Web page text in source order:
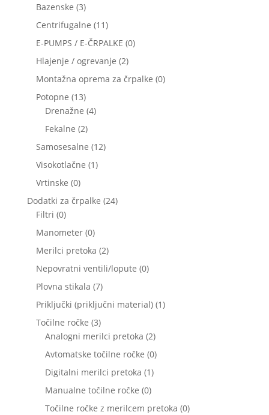
izdelkov
Bazenske 33
izdelki
Centrifugalne 1111
izdelkov
E-PUMPS / E-ČRPALKE 00
Hlajenje / ogrevanje 22
izdelka
Montažna oprema za črpalke 00
Potopne 1313
izdelkov
Drenažne 44
Fekalne 22
izdelka
Samosesalne 1212
Visokotlačne 11
Vrtinske 00
izdelkov
Dodatki za črpalke 2424
Filtri 00
izdelkov
Manometer 00
izdelkov
Merilci pretoka 22
izdelka
Nepovratni ventili/lopute 00
Plovna stikala 77
izdelkov
Priključki (priključni material) 11
Točilne ročke 33
izdelki
Analogni merilci pretoka 22
izdelka
Avtomatske točilne ročke 00
Digitalni merilci pretoka 11
izdelek
Manualne točilne ročke 00
izdelkov
Točilne ročke z merilcem pretoka 00